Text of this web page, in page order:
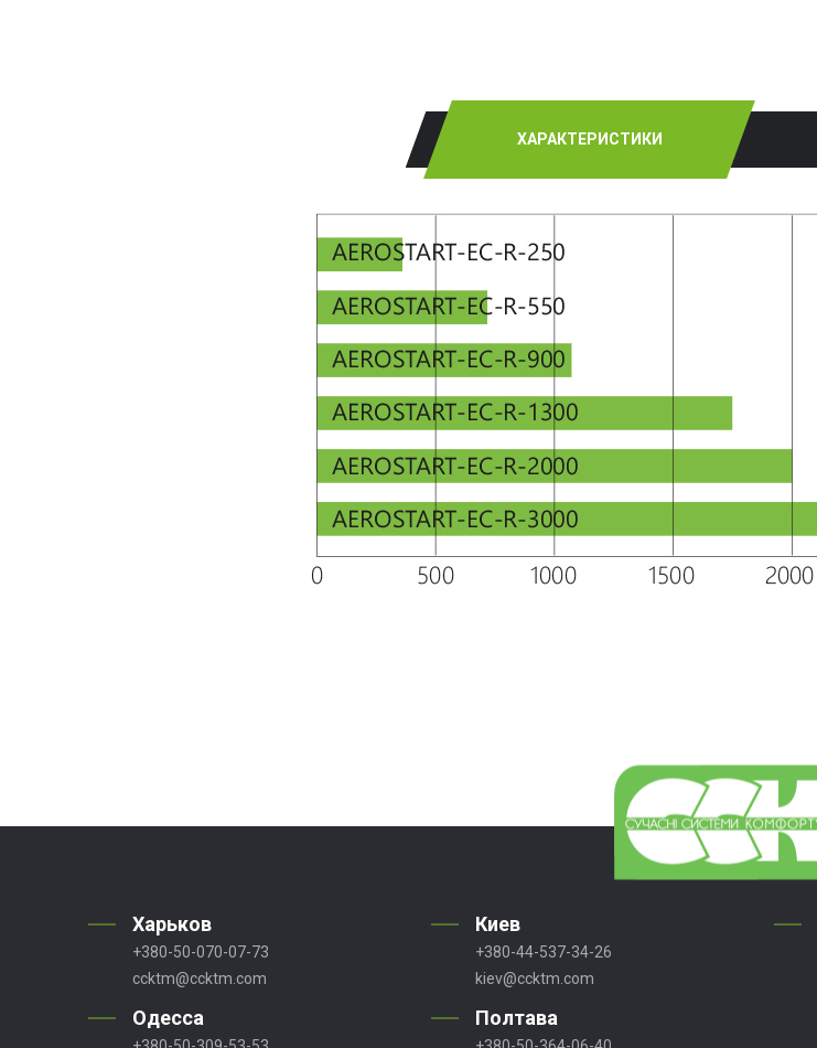
ХАРАКТЕРИСТИКИ
Харьков
+380-50-070-07-73
ccktm@ccktm.com
Киев
+380-44-537-34-26
kiev@ccktm.com
Одесса Полтава